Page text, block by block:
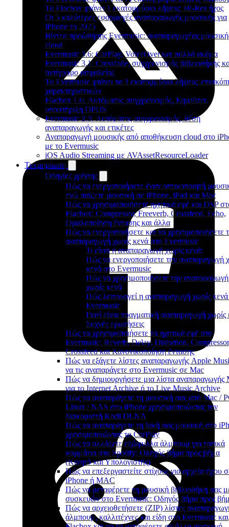
Το Flacbox φτάνει 1 εκατομμύριο λήψεις: Hi-Res ήχος
Οι 5 καλύτερες εφαρμογές αναπαραγωγής μουσικής για
iPhone το 2025
Βίντεο προώθησης Evermusic: αναπαραγωγέας
cloud
Evermusic 3.6: CarPlay, VoiceOver και πολλά ακόμα
Evermusic 3.1: Crossfade, συγχρονισμός βιβλιοθήκης
αντίγραφο ασφαλείας
Το Evermusic φτάνει τα 3 εκατομμύρια λήψεις:
χαρακτηριστικών
Flacbox 1.6: Αυτόματος συγχρονισμός, Equalizer,
υποστήριξη OPUS
Evermusic 2.3: Αυτόματος συγχρονισμός, θέση
αναπαραγωγής και ετικέτες
Αναπαραγωγή μουσικής από αποθήκευση cloud στο
με το Evermusic
iOS Audio Streaming με AVAssetResourceLoader
Τεκμηρίωση
Οδηγίες χρήσης
Πώς να ενεργοποιήσετε έναν οπτικοποιητή
ενώ παίζετε μουσική σε iPhone, iPad και Mac
Πώς να χρησιμοποιήσετε ηχητικά εφέ και DSP
Flacbox: Compressor, Freeverb, Crossfeed, Echo,
Ομαλοποίηση έντασης και άλλα
Πώς να ενεργοποιήσετε και να χρησιμοποιήσετε
αναπαραγωγή χωρίς κενά στο Evermusic
Τι είναι η αναπαραγωγή χωρίς κενά;
Πώς να ενεργοποιήσετε την αναπαραγωγή
κενά στο Evermusic
Πώς να χρησιμοποιήσετε την αναπαραγωγή
χωρίς κενά
Πώς λειτουργεί η αναπαραγωγή χωρίς
Evermusic
Γιατί είναι πραγματική αναπαραγωγή χωρίς
Συχνές ερωτήσεις
Πώς να χρησιμοποιήσετε τα ηχητικά εφέ στο
Evermusic: Reverb, Delay, Distortion,
Crossfeed και Κανονικοποίηση έντασης
Πώς να εξάγετε λίστες αναπαραγωγής Apple
να τις αναπαράγετε στο Evermusic σε Mac
Πώς να δημιουργήσετε μια λίστα αναπαραγωγής
για το Internet Archive ή το Live Music Archive
Πώς να αναπαράγετε τη μουσική σας από Mac /
Linux / NAS στο iPhone χρησιμοποιώντας τον
διακομιστή Kodi DLNA
Πώς να αναπαράγετε τη δική σας μουσική στο
χρησιμοποιώντας το CarPlay
Πώς να αλλάξετε εξώφυλλα άλμπουμ για τοπικά
κομμάτια στο Spotify: Οδηγός βήμα προς βήμα
(Κινητό και Υπολογιστής)
Πώς να επεξεργαστείτε στίχους για αρχεία ήχου
iPhone ή MAC
Πώς να μεταφέρετε τη μουσική βιβλιοθήκη σας
συσκευών στο Evermusic: Οδηγός βήμα προς
Πώς να αρχειοθετήσετε (ZIP) λίστες
άλμπουμ, καλλιτέχνες και είδη στο Evermusic και